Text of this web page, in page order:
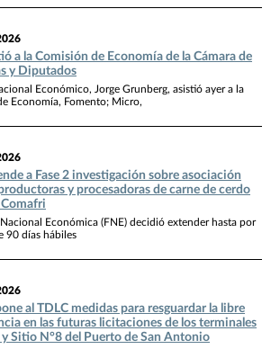
a la Comisión de Economía de la Cámara de
y Diputados
Económico, Jorge Grunberg, asistió ayer a la
Economía, Fomento; Micro,
a Fase 2 investigación sobre asociación
y procesadoras de carne de cerdo
Nacional Económica (FNE) decidió extender hasta por
90 días hábiles
al TDLC medidas para resguardar la libre
en las futuras licitaciones de los terminales
y Sitio N°8 del Puerto de San Antonio